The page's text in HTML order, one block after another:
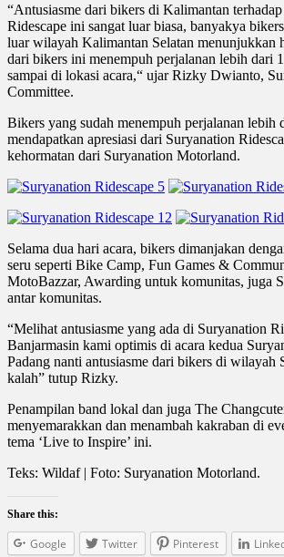
“Antusiasme dari bikers di Kalimantan
Ridescape ini sangat luar biasa, banyakya
luar wilayah Kalimantan Selatan menunjukkan
dari bikers ini menempuh perjalanan lebih dari
sampai di lokasi acara,“ ujar Rizky Dwianto,
Committee.
Bikers yang sudah menempuh perjalanan lebih
mendapatkan apresiasi dari Suryanation
kehormatan dari Suryanation Motorland.
Selama dua hari acara, bikers dimanjakan
seru seperti Bike Camp, Fun Games &
MotoBazzar, Awarding untuk komunitas, juga
antar komunitas.
“Melihat antusiasme yang ada di Suryanation
Banjarmasin kami optimis di acara kedua
Padang nanti antusiasme dari bikers di wilayah
kalah” tutup Rizky.
Penampilan band lokal dan juga The
menyemarakkan dan menambah kakraban di
tema ‘Live to Inspire’ ini.
Teks: Wildaf | Foto: Suryanation Motorland.
Share this:
Google Twitter Pinterest